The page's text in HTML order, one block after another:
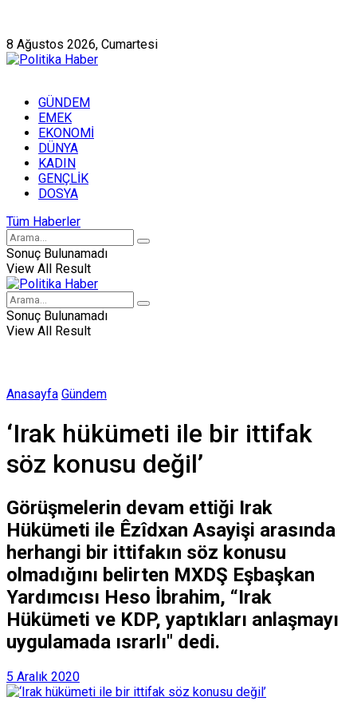
8 Ağustos 2026, Cumartesi
GÜNDEM
EMEK
EKONOMİ
DÜNYA
KADIN
GENÇLİK
DOSYA
Tüm Haberler
Sonuç Bulunamadı
View All Result
Sonuç Bulunamadı
View All Result
Anasayfa Gündem
‘Irak hükümeti ile bir ittifak
söz konusu değil’
Görüşmelerin devam ettiği Irak
Hükümeti ile Êzîdxan Asayişi arasında
herhangi bir ittifakın söz konusu
olmadığını belirten MXDŞ Eşbaşkan
Yardımcısı Heso İbrahim, “Irak
Hükümeti ve KDP, yaptıkları anlaşmayı
uygulamada ısrarlı" dedi.
5 Aralık 2020